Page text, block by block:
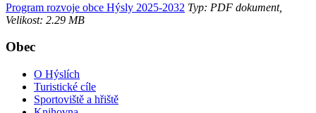
Program rozvoje obce Hýsly 2025-2032 Typ: PDF dokument,
Velikost: 2.29 MB
Obec
O Hýslích
Turistické cíle
Sportoviště a hřiště